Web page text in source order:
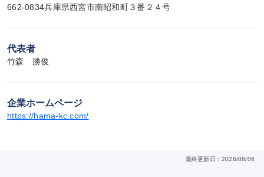
662-0834兵庫県西宮市南昭和町３番２４号
代表者
竹森　勝俊
企業ホームページ
https://hama-kc.com/
最終更新日：2026/08/06